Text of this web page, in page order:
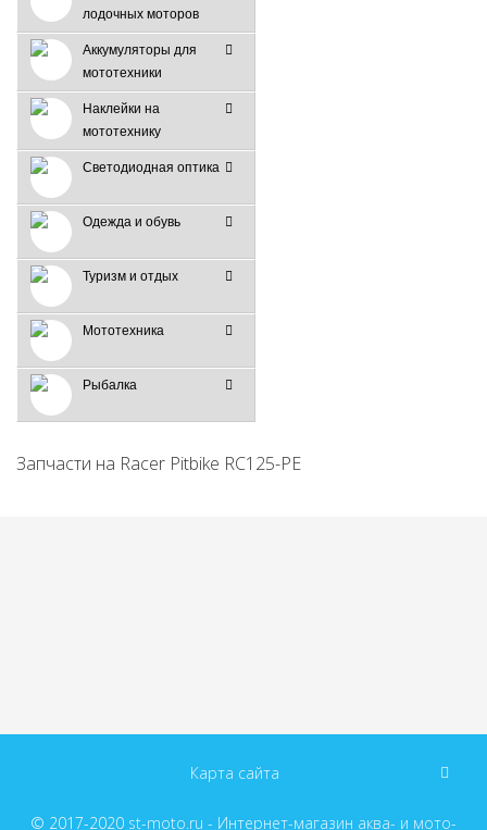
лодочных моторов
Аккумуляторы для
мототехники
Наклейки на
мототехнику
Светодиодная оптика
Одежда и обувь
Туризм и отдых
Мототехника
Рыбалка
Запчасти на Racer Pitbike RC125-PE
Карта сайта
© 2017-2020 st-moto.ru - Интернет-магазин аква- и мото-